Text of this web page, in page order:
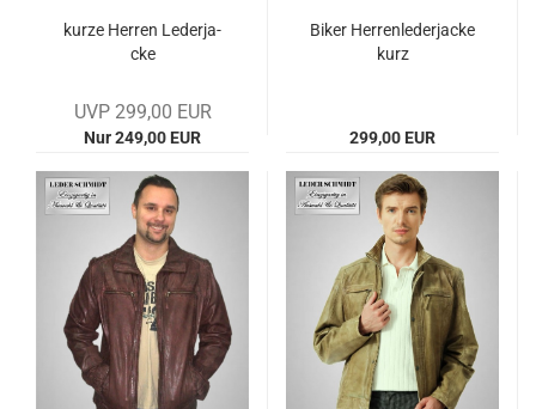
kurze Her­ren Le­der­ja­
cke
UVP 299,00 EUR
Nur 249,00 EUR
Biker Her­ren­le­der­ja­cke
kurz
299,00 EUR